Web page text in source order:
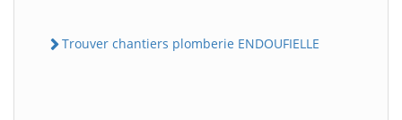
Trouver chantiers plomberie ENDOUFIELLE